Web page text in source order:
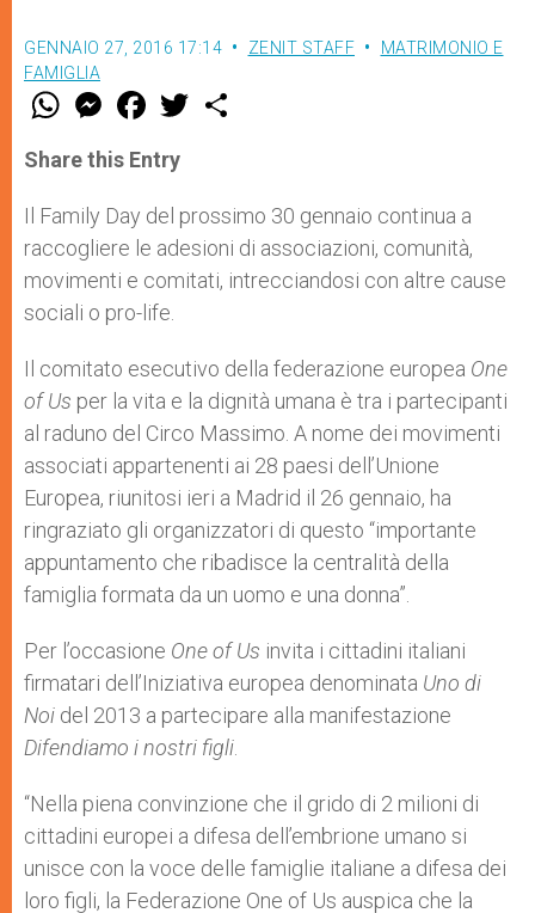
GENNAIO 27, 2016 17:14 ZENIT STAFF
MATRIMONIO E
FAMIGLIA
W
t
s
p
p
M
e
s
e
g
e
r
F
a
e
b
o
k
w
r
Share this Entry
Il Family Day del prossimo 30 gennaio continua a
raccogliere le adesioni di associazioni, comunità,
movimenti e comitati, intrecciandosi con altre cause
sociali o pro-life.
Il comitato esecutivo della federazione europea One
of Us per la vita e la dignità umana è tra i partecipanti
al raduno del Circo Massimo. A nome dei movimenti
associati appartenenti ai 28 paesi dell’Unione
Europea, riunitosi ieri a Madrid il 26 gennaio, ha
ringraziato gli organizzatori di questo “importante
appuntamento che ribadisce la centralità della
famiglia formata da un uomo e una donna”.
Per l’occasione One of Us invita i cittadini italiani
firmatari dell’Iniziativa europea denominata Uno di
Noi del 2013 a partecipare alla manifestazione
Difendiamo i nostri figli
“Nella piena convinzione che il grido di 2 milioni di
cittadini europei a difesa dell’embrione umano si
unisce con la voce delle famiglie italiane a difesa dei
loro figli, la Federazione One of Us auspica che la